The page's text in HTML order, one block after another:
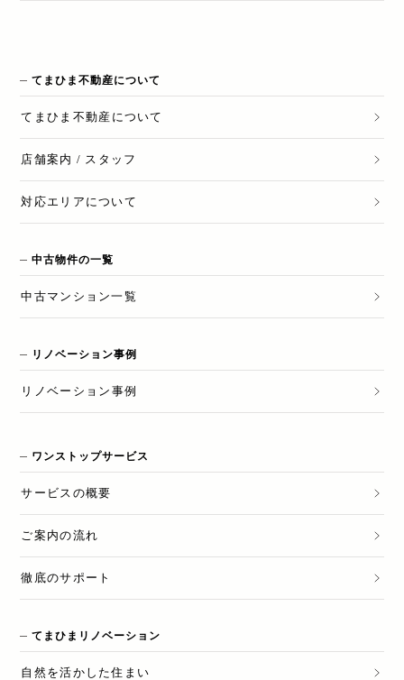
てまひま不動産について
てまひま不動産 について
店舗案内 / スタッフ
対応エリアについて
中古物件の一覧
中古マンション一覧
リノベーション事例
リノベーション 事例
ワンストップサービス
サービスの概要
ご案内の流れ
徹底のサポート
てまひまリノベーション
自然を活かした住まい